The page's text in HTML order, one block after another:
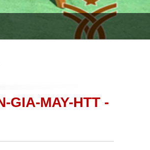
GIA-MAY-HTT -